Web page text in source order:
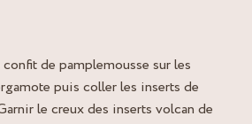
de pamplemousse sur les
puis coller les inserts de
le creux des inserts volcan de